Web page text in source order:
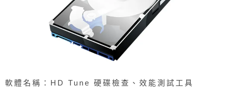
軟體名稱：HD Tune 硬碟檢查、效能測試工具